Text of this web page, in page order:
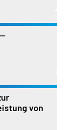
von